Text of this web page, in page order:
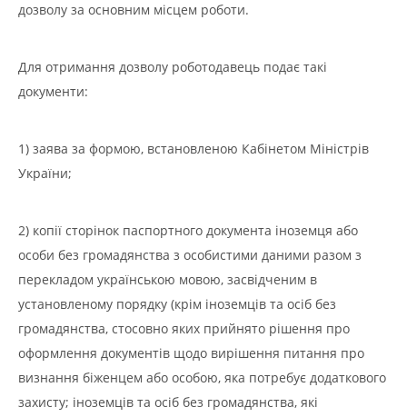
дозволу за основним місцем роботи.
Для отримання дозволу роботодавець подає такі
документи:
1) заява за формою, встановленою Кабінетом Міністрів
України;
2) копії сторінок паспортного документа іноземця або
особи без громадянства з особистими даними разом з
перекладом українською мовою, засвідченим в
установленому порядку (крім іноземців та осіб без
громадянства, стосовно яких прийнято рішення про
оформлення документів щодо вирішення питання про
визнання біженцем або особою, яка потребує додаткового
захисту; іноземців та осіб без громадянства, які